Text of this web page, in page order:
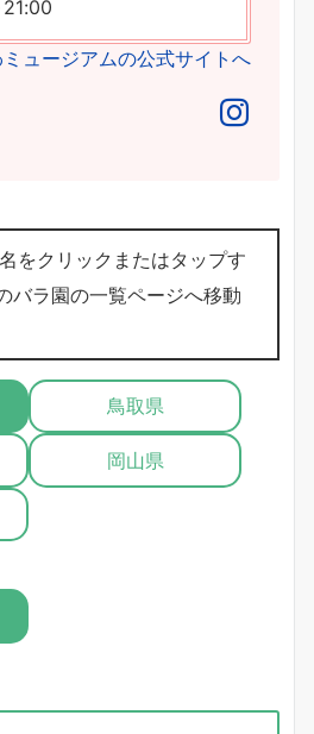
ミュージアムの公式サイトへ
をクリックまたはタップす
バラ園の一覧ページへ移動
鳥取県
岡山県